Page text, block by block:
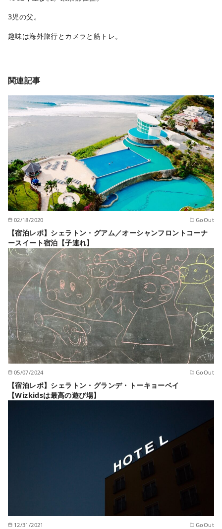
3児の父。
趣味は海外旅行とカメラと筋トレ。
関連記事
02/18/2020 GoOut
【宿泊レポ】シェラトン・グアム／オーシャンフロントコーナ
ースイート宿泊【子連れ】
05/07/2024 GoOut
【宿泊レポ】シェラトン・グランデ・トーキョーベイ
【Wizkidsは最高の遊び場】
12/31/2021 GoOut